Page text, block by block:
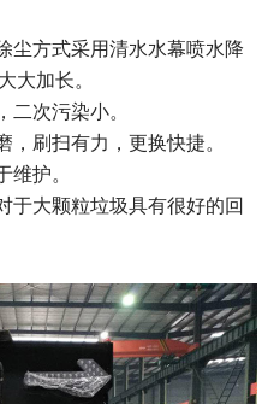
尘方式采用清水水幕喷水降
大加长。
次污染小。
刷扫有力，更换快捷。
护。
于大颗粒垃圾具有很好的回